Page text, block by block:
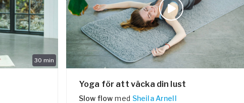
30 min
Yoga för att väcka din lust
Slow flow med Sheila Arnell